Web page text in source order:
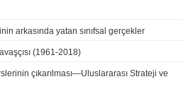
arkasında yatan sınıfsal gerçekler
(1961-2018)
çıkarılması—Uluslararası Strateji ve